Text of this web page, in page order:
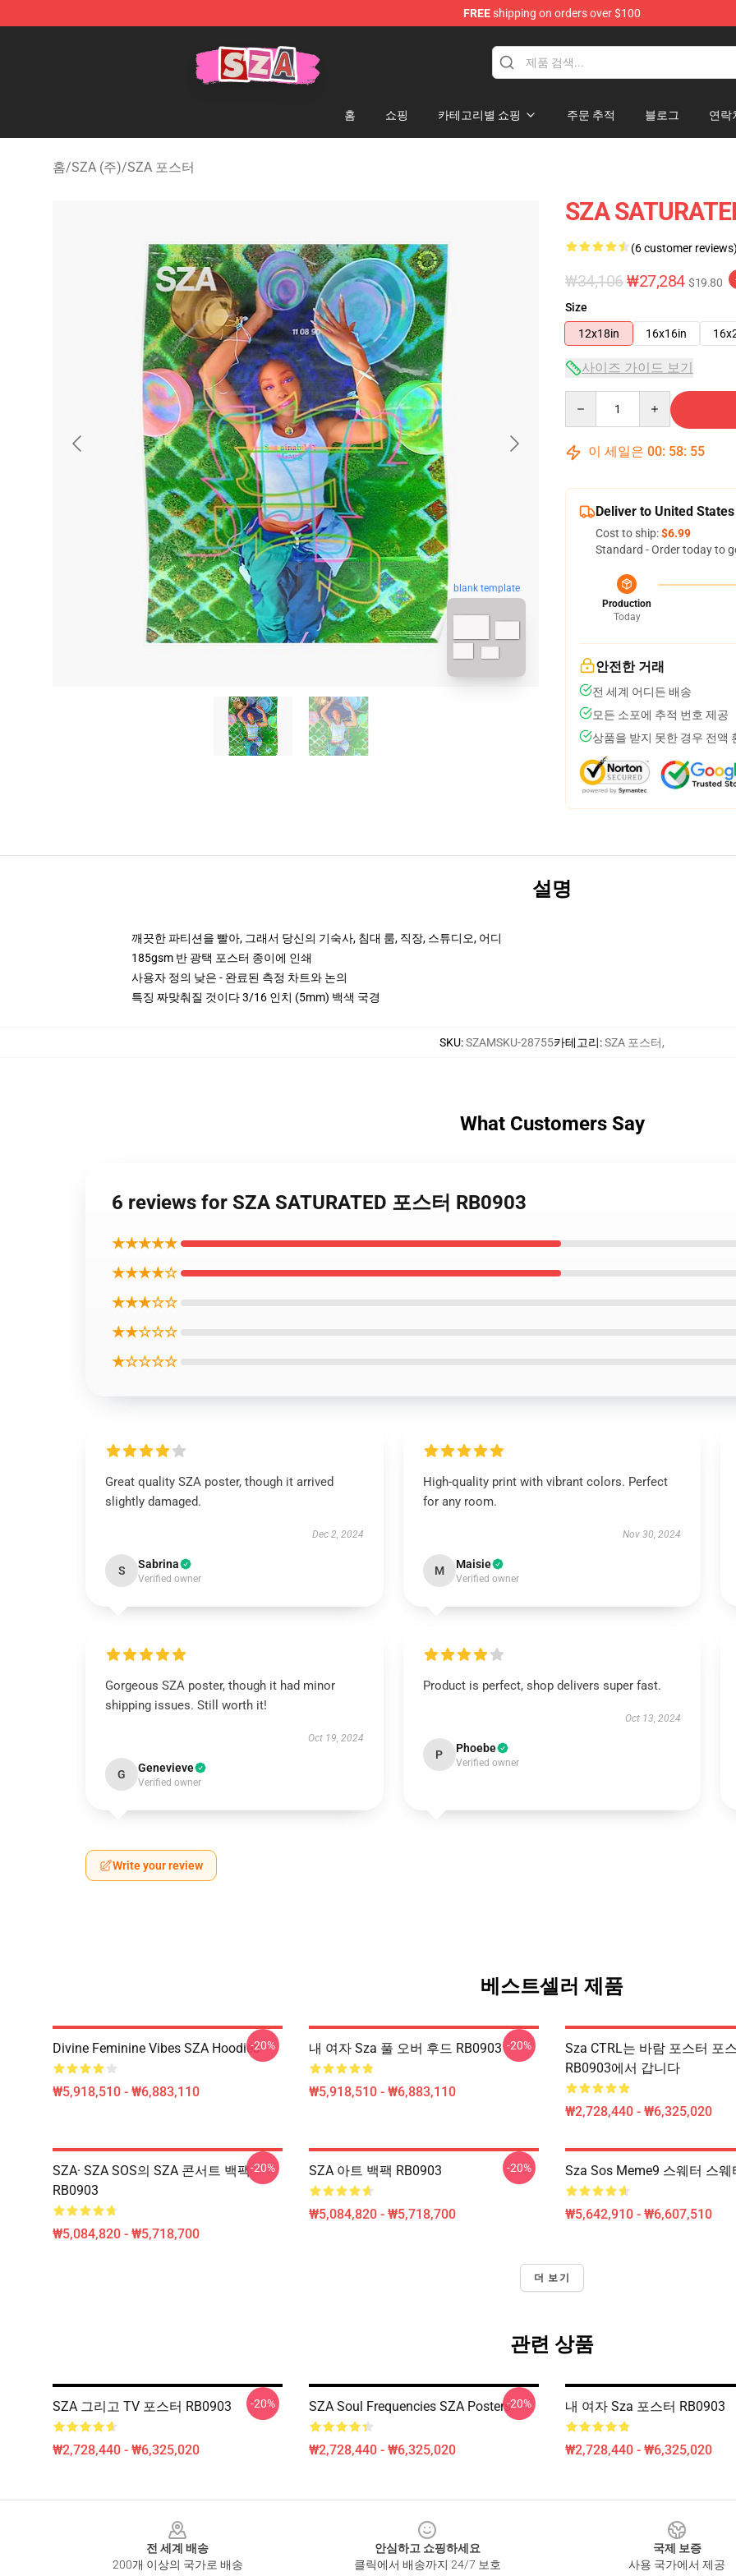
FREEshipping on orders over $100
홈 쇼핑 카테고리별 쇼핑 주문 추적 블로그 연락
홈/SZA (주)/SZA 포스터
blank template
SZA
(6 customer
₩34,106₩27,284 $19.80
Size
12x18in
16x16in
사이즈 가이드 보기
이 세일은 00: 58: 54
Deliver to United States
Cost to ship:$6.99
Standard - Order today to
Production
Today
안전한 거래
전 세계 어디든 배송
모든 소포에 추적 번호 제공
상품을 받지 못한 경우 전액
설명
깨끗한 파티션을 빨아, 그래서 당신의 기숙사, 침대 룸, 직장, 스튜디오, 어디
185gsm 반 광택 포스터 종이에 인쇄
사용자 정의 낮은 - 완료된 측정 차트와 논의
특징 짜맞춰질 것이다 3/16 인치 (5mm) 백색 국경
SKU:SZAMSKU-28755카테고리:SZA 포스터,
What Customers Say
6 reviews for SZA SATURATED 포스터 RB0903
★★★★★
★★★★☆
★★★☆☆
★★☆☆☆
★☆☆☆☆
Great quality SZA poster, though it arrived
slightly damaged.
Dec 2, 2024
S Sabrina
Verified owner
High-quality print with vibrant colors. Perfect
for any room.
Nov 30, 2024
M Maisie
Verified owner
Gorgeous SZA poster, though it had minor
shipping issues. Still worth it!
Oct 19, 2024
G Genevieve
Verified owner
Product is perfect, shop delivers super fast.
Oct 13, 2024
P Phoebe
Verified owner
Write your review
베스트셀러 제품
Divine Feminine Vibes SZA Hoodies
₩5,918,510 - ₩6,883,110
-20% 내 여자 Sza 풀 오버 후드 RB0903
₩5,918,510 - ₩6,883,110
-20%
Sza CTRL는 바람 포스터 포
RB0903에서 갑니다
₩2,728,440 - ₩6,325,020
SZA· SZA SOS의 SZA 콘서트 백팩
RB0903
₩5,084,820 - ₩5,718,700
-20% SZA 아트 백팩 RB0903
₩5,084,820 - ₩5,718,700
-20% Sza Sos Meme9 스웨터 스웨
₩5,642,910 - ₩6,607,510
더 보기
관련 상품
SZA 그리고 TV 포스터 RB0903
₩2,728,440 - ₩6,325,020
-20% SZA Soul Frequencies SZA Posters
₩2,728,440 - ₩6,325,020
-20% 내 여자 Sza 포스터 RB0903
₩2,728,440 - ₩6,325,020
전 세계 배송
200개 이상의 국가로 배송
안심하고 쇼핑하세요
클릭에서 배송까지 24/7 보호
국제 보증
사용 국가에서 제공